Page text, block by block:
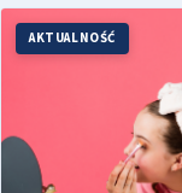
AKTUALNOŚĆ